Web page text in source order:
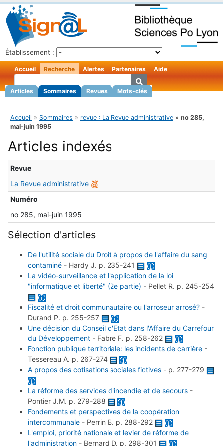
Établissement :
Accueil Recherche
Articles Sommaires Revues Mots-clés
Alertes Partenaires Aide
Accueil » Sommaires » revue : La Revue administrative » no 285,
mai-juin 1995
Articles indexés
Revue
La Revue administrative
Numéro
no 285, mai-juin 1995
Sélection d'articles
De l'utilité sociale du Droit à propos de l'affaire du sang
contaminé - Hardy J. p. 235-241
La vidéo-surveillance et l'application de la loi
"informatique et liberté" (2e partie) - Pellet R. p. 245-254
Fiscalité et droit communautaire ou l'arroseur arrosé? -
Durand P. p. 255-257
Une décision du Conseil d'Etat dans l'Affaire du Carrefour
du Développement - Fabre F. p. 258-262
Fonction publique territoriale: les incidents de carrière -
Tessereau A. p. 267-274
A propos des cotisations sociales fictives - p. 277-279
La réforme des services d'incendie et de secours -
Pontier J.M. p. 279-288
Fondements et perspectives de la coopération
intercommunale - Perrin B. p. 288-292
L'emploi, priorité nationale et levier de réforme de
l'administration - Bernard D. p. 298-301